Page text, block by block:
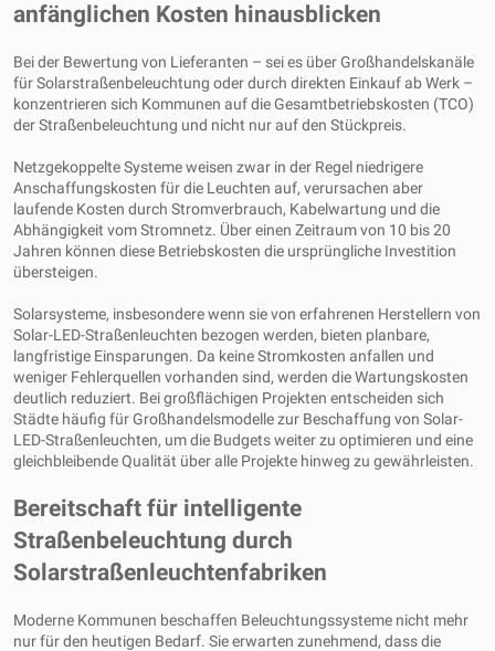
anfänglichen Kosten hinausblicken
Bei der Bewertung von Lieferanten – sei es über Großhandelskanäle
für Solarstraßenbeleuchtung oder durch direkten Einkauf ab Werk –
konzentrieren sich Kommunen auf die Gesamtbetriebskosten (TCO)
der Straßenbeleuchtung und nicht nur auf den Stückpreis.
Netzgekoppelte Systeme weisen zwar in der Regel niedrigere
Anschaffungskosten für die Leuchten auf, verursachen aber
laufende Kosten durch Stromverbrauch, Kabelwartung und die
Abhängigkeit vom Stromnetz. Über einen Zeitraum von 10 bis 20
Jahren können diese Betriebskosten die ursprüngliche Investition
übersteigen.
Solarsysteme, insbesondere wenn sie von erfahrenen Herstellern von
Solar-LED-Straßenleuchten bezogen werden, bieten planbare,
langfristige Einsparungen. Da keine Stromkosten anfallen und
weniger Fehlerquellen vorhanden sind, werden die Wartungskosten
deutlich reduziert. Bei großflächigen Projekten entscheiden sich
Städte häufig für Großhandelsmodelle zur Beschaffung von Solar-
LED-Straßenleuchten, um die Budgets weiter zu optimieren und eine
gleichbleibende Qualität über alle Projekte hinweg zu gewährleisten.
Bereitschaft für intelligente
Straßenbeleuchtung durch
Solarstraßenleuchtenfabriken
Moderne Kommunen beschaffen Beleuchtungssysteme nicht mehr
nur für den heutigen Bedarf. Sie erwarten zunehmend, dass die